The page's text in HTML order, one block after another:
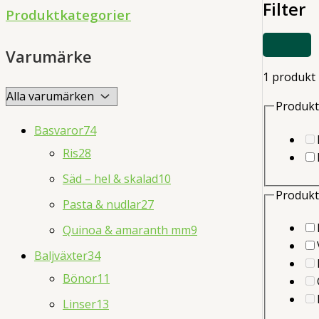
c
s
Produktkategorier
Varumärke
Basvaror74
Ris28
Säd – hel & skalad10
Pasta & nudlar27
Quinoa & amaranth mm9
Baljväxter34
Bönor11
Linser13
Filter
ELLER
FILTER
1 produkt